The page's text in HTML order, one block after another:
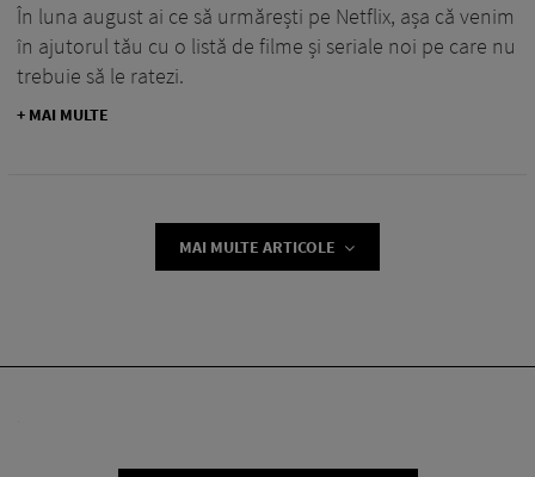
În luna august ai ce să urmărești pe Netflix, așa că venim
în ajutorul tău cu o listă de filme și seriale noi pe care nu
trebuie să le ratezi.
+ MAI MULTE
MAI MULTE ARTICOLE